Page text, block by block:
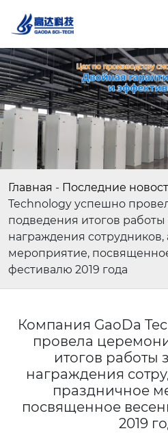
Главная - Последние
Technology успешно
подведения итогов работы
награждения
мероприятие,
фестивалю 2019 года
Компания GaoDa
провела
итогов работы
награждения
праздничное
посвященное
2019